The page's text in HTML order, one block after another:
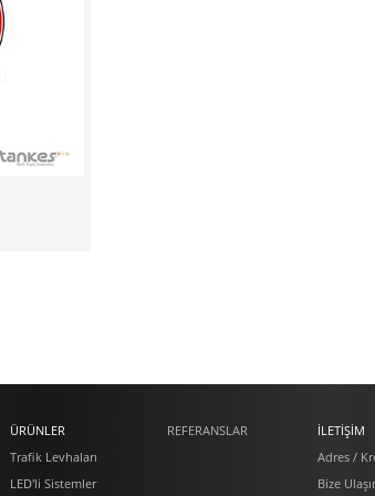
ÜRÜNLER
Trafik Levhaları
LED'li Sistemler
REFERANSLAR
İLETİŞİM
Adres /
Bize